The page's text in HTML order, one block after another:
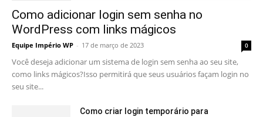
Como adicionar login sem senha no
WordPress com links mágicos
Equipe Império WP - 17 de março de 2023 0
Você deseja adicionar um sistema de login sem senha ao seu site,
como links mágicos?Isso permitirá que seus usuários façam login no
seu site...
Como criar login temporário para